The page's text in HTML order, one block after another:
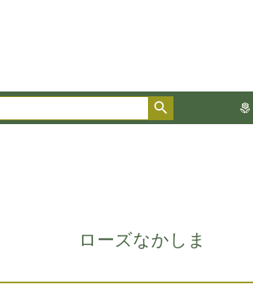
該当する品種のみ検索結果に表示されます。
ランドなどは1つずつ選択してください。
ローズなかしま